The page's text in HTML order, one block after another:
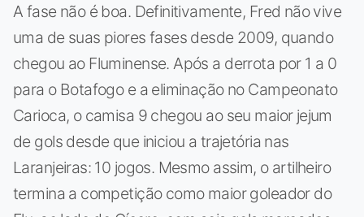
A fase não é boa. Definitivamente, Fred não vive
uma de suas piores fases desde 2009, quando
chegou ao Fluminense. Após a derrota por 1 a 0
para o Botafogo e a eliminação no Campeonato
Carioca, o camisa 9 chegou ao seu maior jejum
de gols desde que iniciou a trajetória nas
Laranjeiras: 10 jogos. Mesmo assim, o artilheiro
termina a competição como maior goleador do